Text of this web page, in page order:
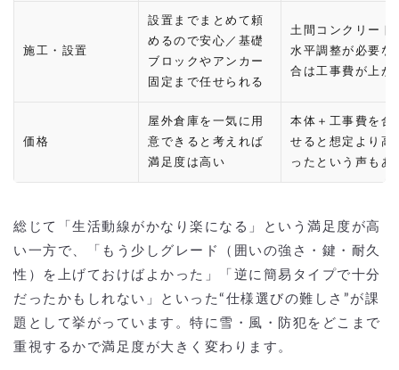
施工・設置
設置までまとめて頼
めるので安心／基礎
ブロックやアンカー
固定まで任せられる
土間コンクリート
水平調整が必要な
合は工事費が上が
価格
屋外倉庫を一気に用
意できると考えれば
満足度は高い
本体＋工事費を合
せると想定より高
ったという声もあ
総じて「生活動線がかなり楽になる」という満足度が高
い一方で、「もう少しグレード（囲いの強さ・鍵・耐久
性）を上げておけばよかった」「逆に簡易タイプで十分
だったかもしれない」といった“仕様選びの難しさ”が課
題として挙がっています。特に雪・風・防犯をどこまで
重視するかで満足度が大きく変わります。